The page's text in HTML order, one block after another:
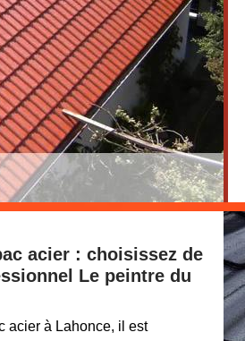
acier : choisissez de
Le peintre du
acier à Lahonce, il est